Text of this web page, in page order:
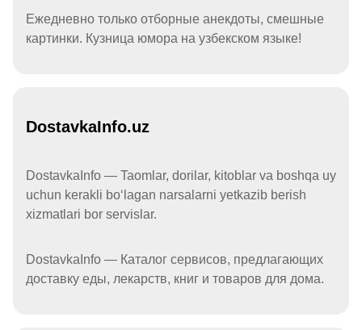
Ежедневно только отборные анекдоты, смешные
картинки. Кузница юмора на узбекском языке!
DostavkaInfo.uz
DostavkaInfo — Taomlar, dorilar, kitoblar va boshqa uy
uchun kerakli boʻlagan narsalarni yetkazib berish
xizmatlari bor servislar.
DostavkaInfo — Каталог сервисов, предлагающих
доставку еды, лекарств, книг и товаров для дома.